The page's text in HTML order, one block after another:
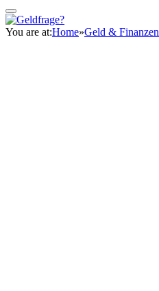
You are at:Home»Geld & Finanzen